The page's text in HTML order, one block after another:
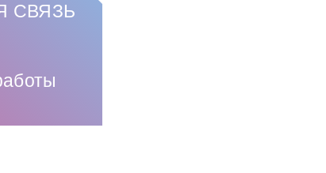
СВЯЗЬ